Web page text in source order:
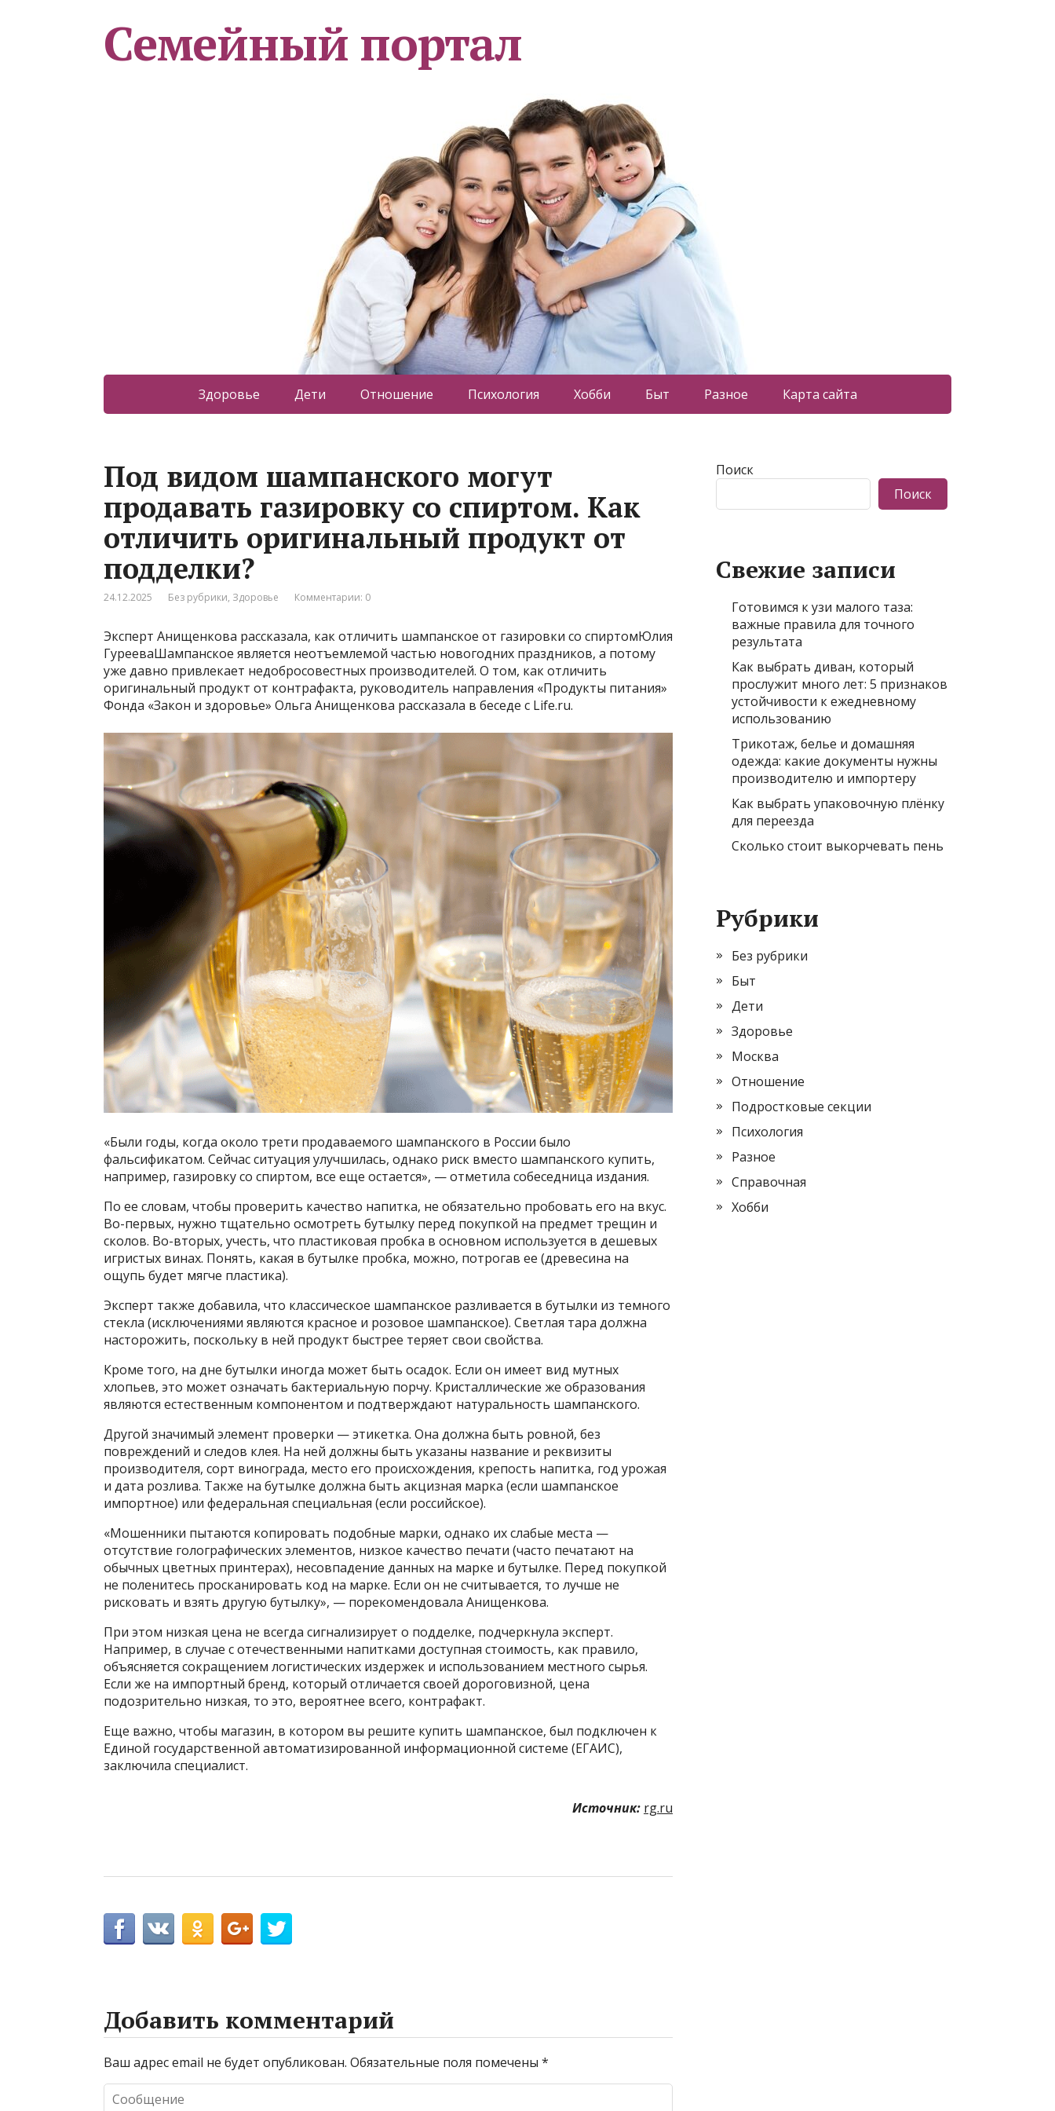
Семейный портал
Здоровье Дети Отношение Психология Хобби Быт Разное Карта сайта
Под видом шампанского могут
продавать газировку со спиртом. Как
отличить оригинальный продукт от
подделки?
24.12.2025 Без рубрики, Здоровье Комментарии: 0
Эксперт Анищенкова рассказала, как отличить шампанское от газировки со спиртомЮлия
ГурееваШампанское является неотъемлемой частью новогодних праздников, а потому
уже давно привлекает недобросовестных производителей. О том, как отличить
оригинальный продукт от контрафакта, руководитель направления «Продукты питания»
Фонда «Закон и здоровье» Ольга Анищенкова рассказала в беседе с Life.ru.
«Были годы, когда около трети продаваемого шампанского в России было
фальсификатом. Сейчас ситуация улучшилась, однако риск вместо шампанского купить,
например, газировку со спиртом, все еще остается», — отметила собеседница издания.
По ее словам, чтобы проверить качество напитка, не обязательно пробовать его на вкус.
Во-первых, нужно тщательно осмотреть бутылку перед покупкой на предмет трещин и
сколов. Во-вторых, учесть, что пластиковая пробка в основном используется в дешевых
игристых винах. Понять, какая в бутылке пробка, можно, потрогав ее (древесина на
ощупь будет мягче пластика).
Эксперт также добавила, что классическое шампанское разливается в бутылки из темного
стекла (исключениями являются красное и розовое шампанское). Светлая тара должна
насторожить, поскольку в ней продукт быстрее теряет свои свойства.
Кроме того, на дне бутылки иногда может быть осадок. Если он имеет вид мутных
хлопьев, это может означать бактериальную порчу. Кристаллические же образования
являются естественным компонентом и подтверждают натуральность шампанского.
Другой значимый элемент проверки — этикетка. Она должна быть ровной, без
повреждений и следов клея. На ней должны быть указаны название и реквизиты
производителя, сорт винограда, место его происхождения, крепость напитка, год урожая
и дата розлива. Также на бутылке должна быть акцизная марка (если шампанское
импортное) или федеральная специальная (если российское).
«Мошенники пытаются копировать подобные марки, однако их слабые места —
отсутствие голографических элементов, низкое качество печати (часто печатают на
обычных цветных принтерах), несовпадение данных на марке и бутылке. Перед покупкой
не поленитесь просканировать код на марке. Если он не считывается, то лучше не
рисковать и взять другую бутылку», — порекомендовала Анищенкова.
При этом низкая цена не всегда сигнализирует о подделке, подчеркнула эксперт.
Например, в случае с отечественными напитками доступная стоимость, как правило,
объясняется сокращением логистических издержек и использованием местного сырья.
Если же на импортный бренд, который отличается своей дороговизной, цена
подозрительно низкая, то это, вероятнее всего, контрафакт.
Еще важно, чтобы магазин, в котором вы решите купить шампанское, был подключен к
Единой государственной автоматизированной информационной системе (ЕГАИС),
заключила специалист.
Источник: rg.ru
Добавить комментарий
Ваш адрес email не будет опубликован. Обязательные поля помечены *
Поиск
Поиск
Свежие записи
Готовимся к узи малого таза:
важные правила для точного
результата
Как выбрать диван, который
прослужит много лет: 5 признаков
устойчивости к ежедневному
использованию
Трикотаж, белье и домашняя
одежда: какие документы нужны
производителю и импортеру
Как выбрать упаковочную плёнку
для переезда
Сколько стоит выкорчевать пень
Рубрики
Без рубрики
Быт
Дети
Здоровье
Москва
Отношение
Подростковые секции
Психология
Разное
Справочная
Хобби